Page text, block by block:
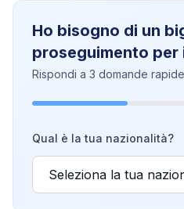
Ho bisogno di un
proseguimento per
Rispondi a 3 domande
Qual è la tua nazionalità?